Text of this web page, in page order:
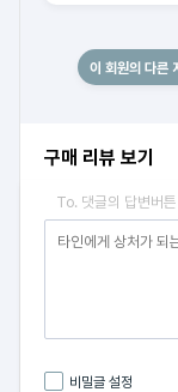
이 회원의 다른
구매 리뷰 보기
To. 댓글의 답변버튼
비밀글 설정